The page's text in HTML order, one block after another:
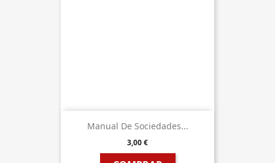
Manual De Sociedades...
3,00 €